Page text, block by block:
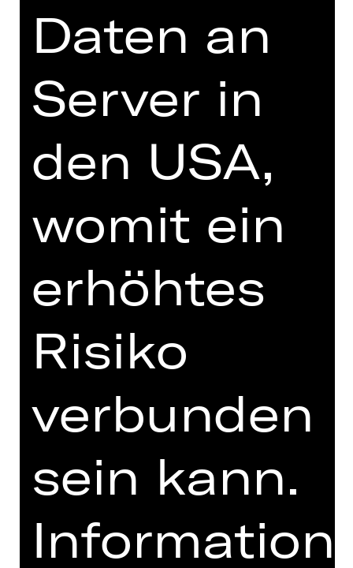
DIGITALE STÜCKEINFÜHRUNG
zur Online-Einführung
TEAM
VIDEO/AUDIO
PRESSESTIMMEN
FUNDUS
PROGRAMMHEFT
MIT FREUNDLICHER
UNTERSTÜTZUNG
Daten an
Server in
den USA,
womit ein
erhöhtes
Risiko
verbunden
sein kann.